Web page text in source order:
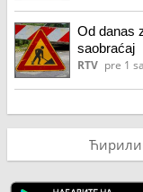
Od danas
saobraćaj
RTV pre 1